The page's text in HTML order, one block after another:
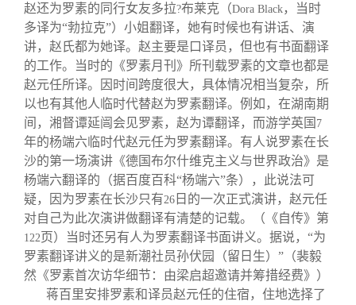
赵还为罗素的同行女友多拉?布莱克（Dora Black ，当时
多译为“勃拉克”）小姐翻译，她有时候也有讲话、演
讲，赵氏都为她译。赵主要是口译员，但也有书面翻译
的工作。当时的《罗素月刊》所刊载罗素的文章也都是
赵元任所译。因时间跨度很大，具体情况相当复杂，所
以也有其他人临时代替赵为罗素翻译。例如，在湖南期
间，湘督谭延闿会见罗素，赵为谭翻译，而游学英国 7
年的杨端六临时代赵元任为罗素翻译。有人说罗素在长
沙的第一场演讲《德国布尔什维克主义与世界政治》是
杨端六翻译的（据百度百科“杨端六”条），此说法可
疑，因为罗素在长沙只有26 日的一次正式演讲，赵元任
对自己为此次演讲做翻译有清楚的记载。（《自传》第
122 页）当时还另有人为罗素翻译书面讲义。据说，“为
罗素翻译讲义的是新潮社员孙伏园（留日生）”（裴毅
然《罗素首次访华细节：由梁启超邀请并筹措经费》）
蒋百里安排罗素和译员赵元任的住宿，住地选择了